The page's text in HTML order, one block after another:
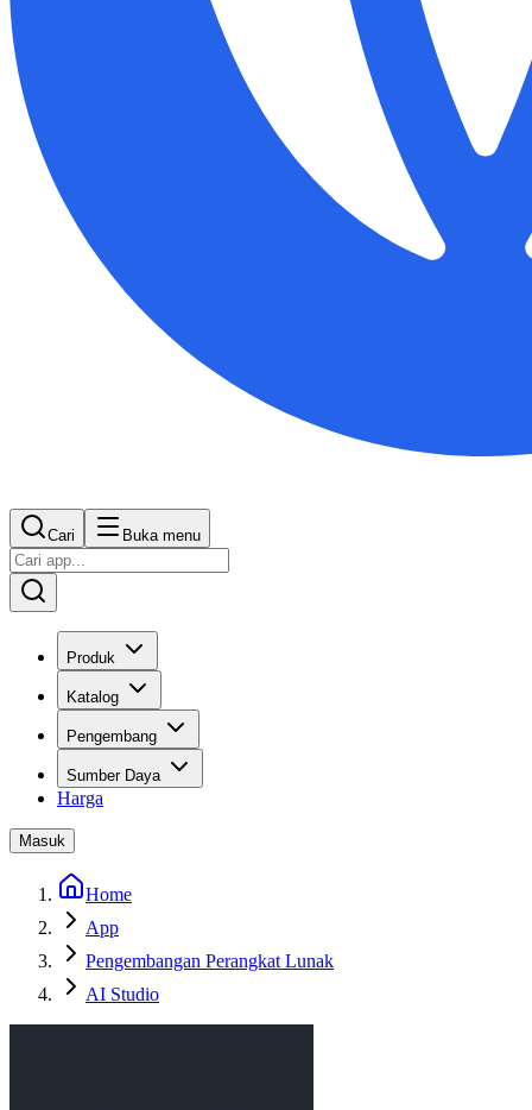
Cari Buka menu
Produk
Katalog
Pengembang
Sumber Daya
Harga
Masuk
Home
App
Pengembangan Perangkat Lunak
AI Studio